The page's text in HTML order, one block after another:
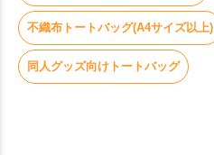
不織布トートバッグ(A4サイズ以上)
同人グッズ向けトートバッグ